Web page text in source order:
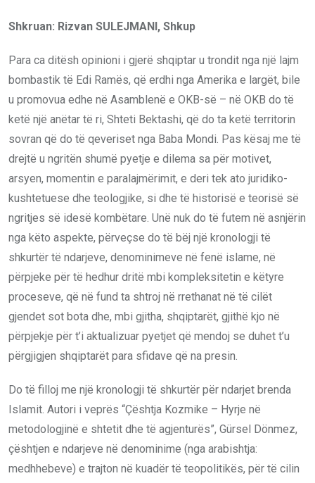
Shkruan: Rizvan SULEJMANI, Shkup
Para ca ditësh opinioni i gjerë shqiptar u trondit nga një lajm
bombastik të Edi Ramës, që erdhi nga Amerika e largët, bile
u promovua edhe në Asamblenë e OKB-së – në OKB do të
ketë një anëtar të ri, Shteti Bektashi, që do ta ketë territorin
sovran që do të qeveriset nga Baba Mondi. Pas kësaj me të
drejtë u ngritën shumë pyetje e dilema sa për motivet,
arsyen, momentin e paralajmërimit, e deri tek ato juridiko-
kushtetuese dhe teologjike, si dhe të historisë e teorisë së
ngritjes së idesë kombëtare. Unë nuk do të futem në asnjërin
nga këto aspekte, përveçse do të bëj një kronologji të
shkurtër të ndarjeve, denominimeve në fenë islame, në
përpjeke për të hedhur dritë mbi kompleksitetin e këtyre
proceseve, që në fund ta shtroj në rrethanat në të cilët
gjendet sot bota dhe, mbi gjitha, shqiptarët, gjithë kjo në
përpjekje për t’i aktualizuar pyetjet që mendoj se duhet t’u
përgjigjen shqiptarët para sfidave që na presin.
Do të filloj me një kronologji të shkurtër për ndarjet brenda
Islamit. Autori i veprës “Çështja Kozmike – Hyrje në
metodologjinë e shtetit dhe të agjenturës”, Gürsel Dönmez,
çështjen e ndarjeve në denominime (nga arabishtja:
medhhebeve) e trajton në kuadër të teopolitikës, për të cilin